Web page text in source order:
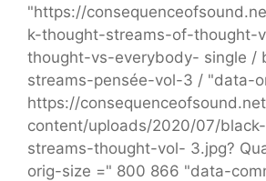
"https://
k-thought-streams-of-thought-
thought-vs-everybody- single /
streams-pensée-vol-3 / "data-
https://
content/uploads/2020/07/
streams-thought-vol- 3.jpg?
orig-size =" 800 866 "data-